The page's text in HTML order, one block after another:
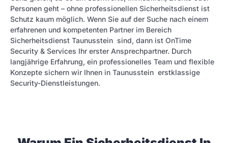
Personen geht – ohne professionellen Sicherheitsdienst ist
Schutz kaum möglich. Wenn Sie auf der Suche nach einem
erfahrenen und kompetenten Partner im Bereich
Sicherheitsdienst Taunusstein sind, dann ist OnTime
Security & Services Ihr erster Ansprechpartner. Durch
langjährige Erfahrung, ein professionelles Team und flexible
Konzepte sichern wir Ihnen in Taunusstein erstklassige
Security-Dienstleistungen.